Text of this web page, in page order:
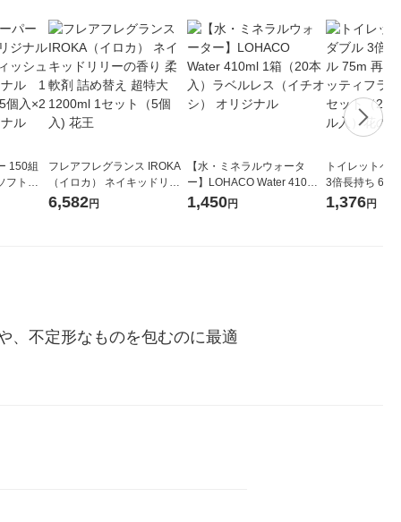
150組
フトパ
オナ オ
フレアフレグランス IROKA
（イロカ） ネイキッドリリ
ーの香り 柔軟剤 詰め替え 超
6,582円
【水・ミネラルウォータ
ー】LOHACO Water 410ml
1箱（20本入）ラベルレス
1,450円
トイレットペ
3倍長持ち 6ロール
紙配合 スコッ
1,376円
、不定形なものを包むのに最適